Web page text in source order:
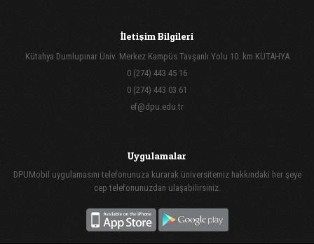
İletişim Bilgileri
Kütahya Dumlupınar Üniv. Merkez Kampüs Tavşanlı Yolu 10. km KÜTAHYA
0 (274) 443 45 16
0 (274) 443 03 61
ef@dpu.edu.tr
Uygulamalar
DPUMobil uygulamasını telefonunuza kurarak üniversitemiz hakkındaki her şeye
cep telefonunuzdan ulaşabilirsiniz.